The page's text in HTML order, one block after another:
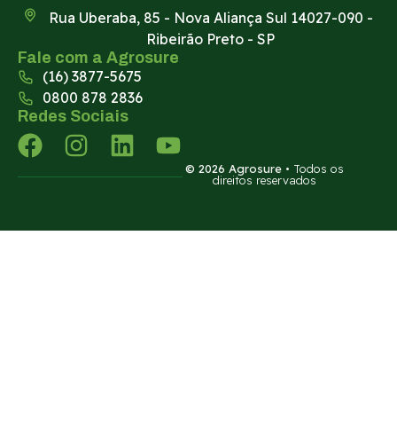
Rua Uberaba, 85 - Nova Aliança Sul 14027-090 -
Ribeirão Preto - SP
Fale com a Agrosure
(16) 3877-5675
0800 878 2836
Redes Sociais
© 2026 Agrosure • Todos os
direitos reservados